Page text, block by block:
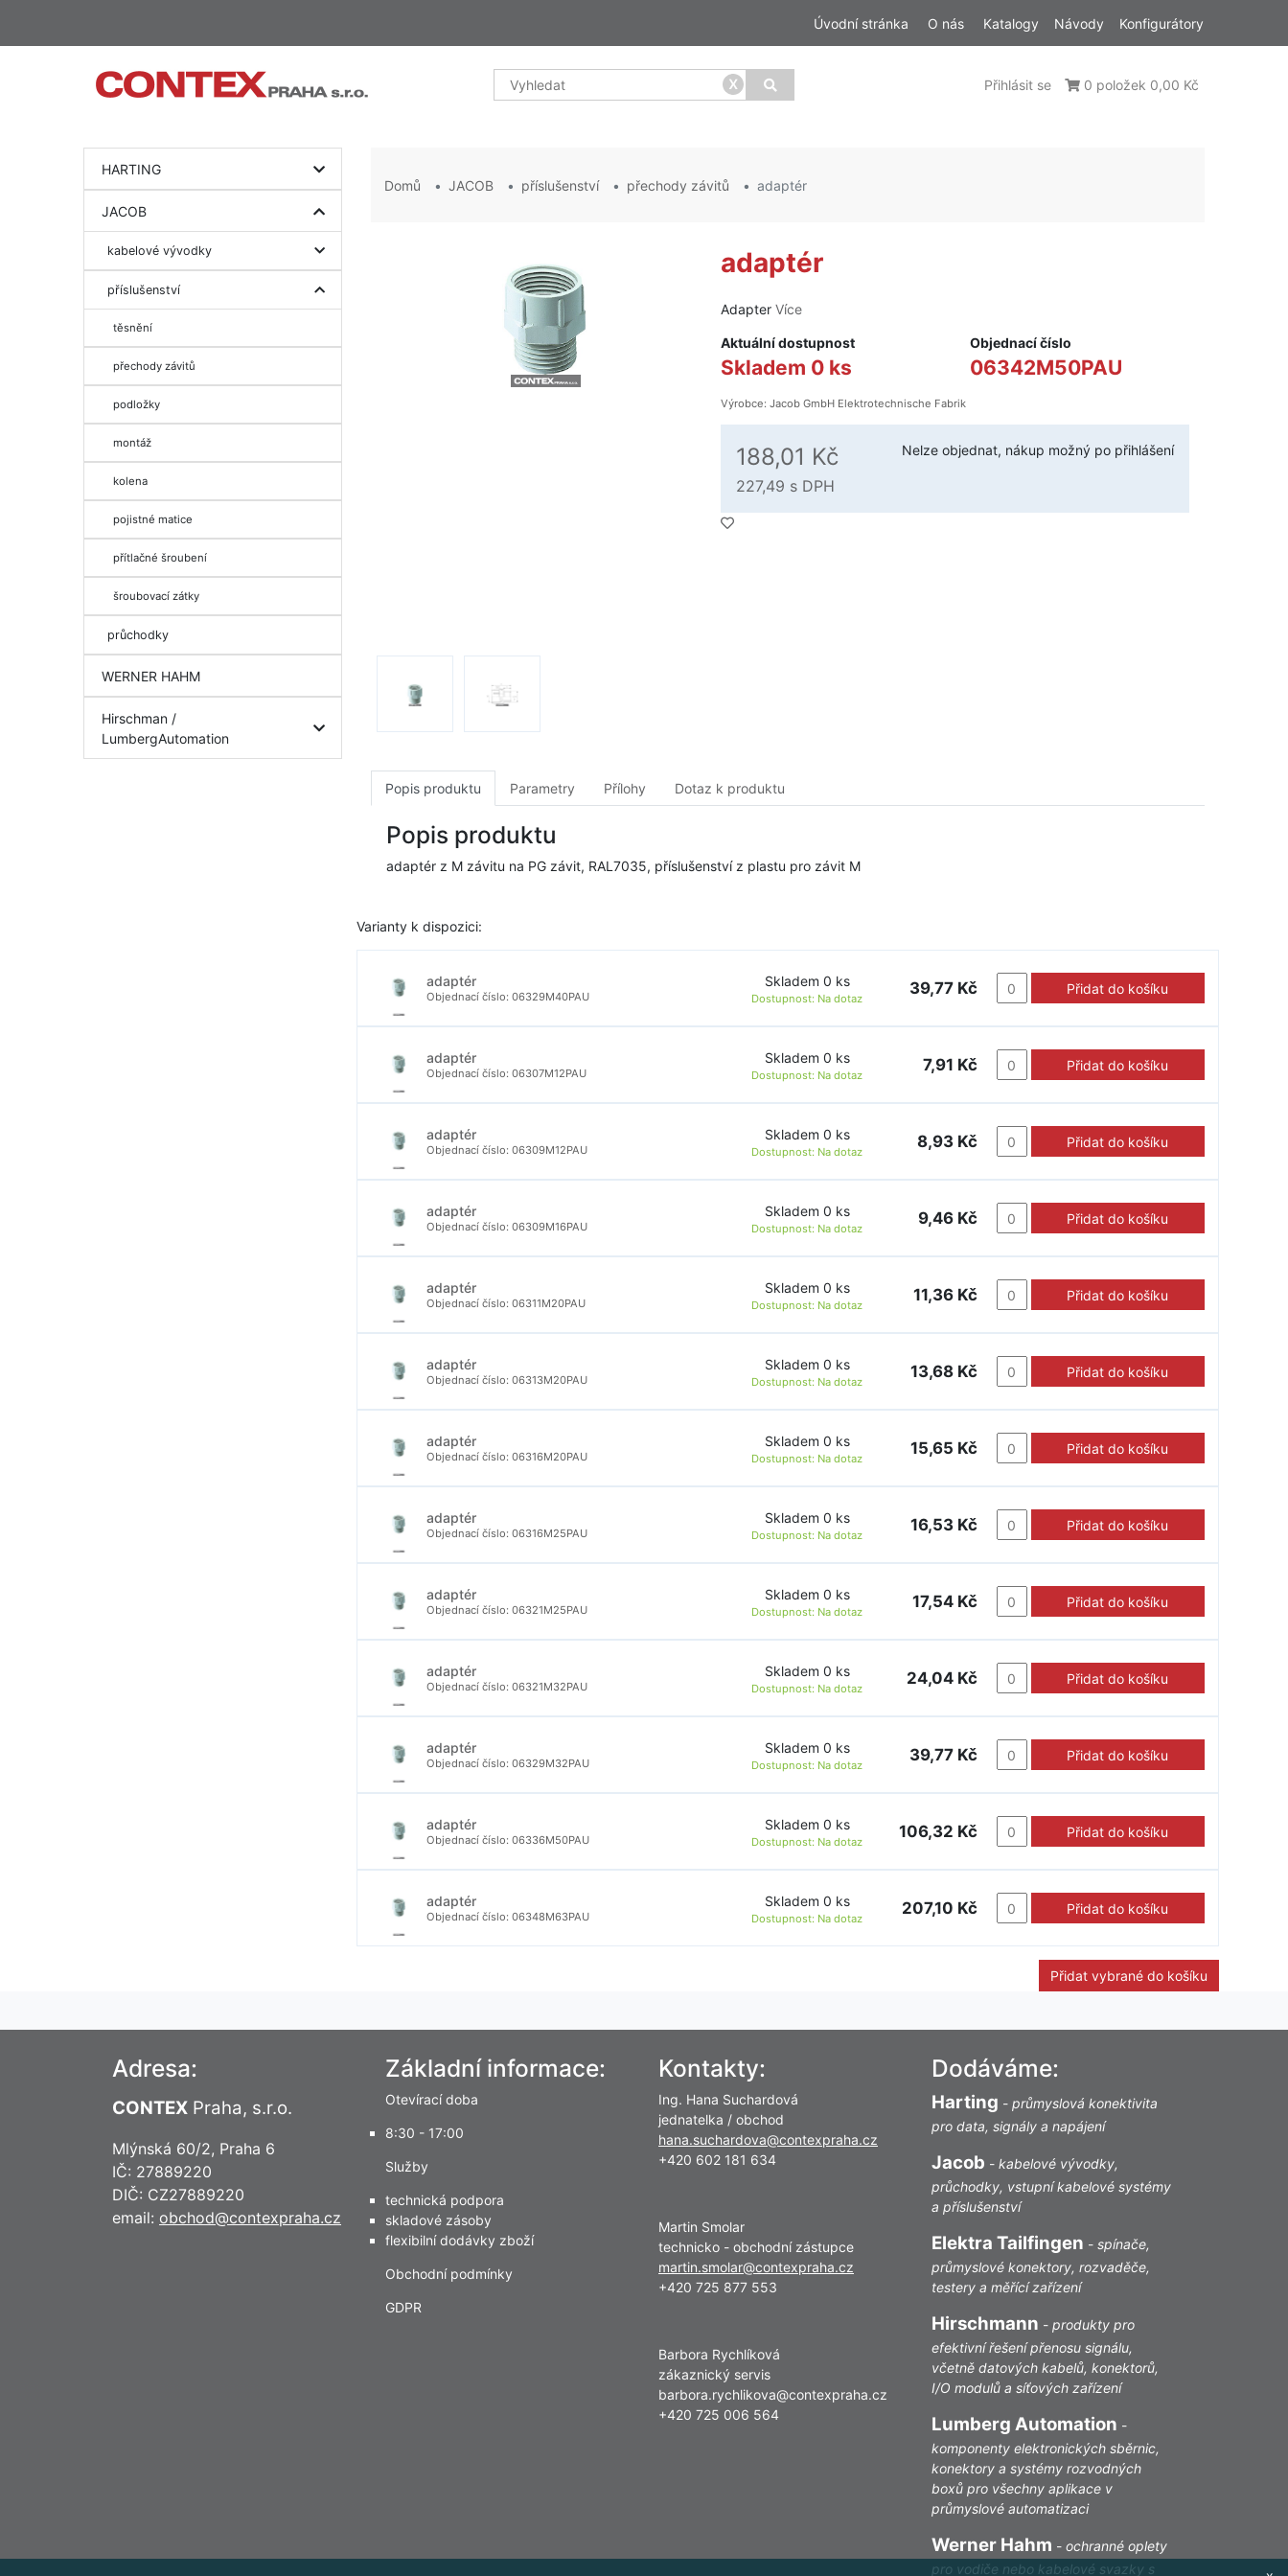
Úvodní stránka O nás Katalogy Návody Konfigurátory
x Přihlásit se 0 položek 0,00 Kč
HARTING
JACOB
kabelové vývodky
příslušenství
těsnění
přechody závitů
podložky
montáž
kolena
pojistné matice
přítlačné šroubení
šroubovací zátky
průchodky
WERNER HAHM
Hirschman /
LumbergAutomation
Domů JACOB příslušenství přechody závitů adaptér
adaptér
AdapterVíce
Aktuální dostupnost
Skladem 0 ks
Objednací číslo
06342M50PAU
Výrobce: Jacob GmbH Elektrotechnische Fabrik
188,01 Kč
227,49 s DPH
Nelze objednat, nákup možný po přihlášení
Popis produktu Parametry Přílohy Dotaz k produktu
Popis produktu
adaptér z M závitu na PG závit, RAL7035, příslušenství z plastu pro závit M
Varianty k dispozici:
adaptér
Objednací číslo: 06329M40PAU
Skladem 0 ks
Dostupnost: Na dotaz
39,77 Kč Přidat do košíku
adaptér
Objednací číslo: 06307M12PAU
Skladem 0 ks
Dostupnost: Na dotaz
7,91 Kč Přidat do košíku
adaptér
Objednací číslo: 06309M12PAU
Skladem 0 ks
Dostupnost: Na dotaz
8,93 Kč Přidat do košíku
adaptér
Objednací číslo: 06309M16PAU
Skladem 0 ks
Dostupnost: Na dotaz
9,46 Kč Přidat do košíku
adaptér
Objednací číslo: 06311M20PAU
Skladem 0 ks
Dostupnost: Na dotaz
11,36 Kč Přidat do košíku
adaptér
Objednací číslo: 06313M20PAU
Skladem 0 ks
Dostupnost: Na dotaz
13,68 Kč Přidat do košíku
adaptér
Objednací číslo: 06316M20PAU
Skladem 0 ks
Dostupnost: Na dotaz
15,65 Kč Přidat do košíku
adaptér
Objednací číslo: 06316M25PAU
Skladem 0 ks
Dostupnost: Na dotaz
16,53 Kč Přidat do košíku
adaptér
Objednací číslo: 06321M25PAU
Skladem 0 ks
Dostupnost: Na dotaz
17,54 Kč Přidat do košíku
adaptér
Objednací číslo: 06321M32PAU
Skladem 0 ks
Dostupnost: Na dotaz
24,04 Kč Přidat do košíku
adaptér
Objednací číslo: 06329M32PAU
Skladem 0 ks
Dostupnost: Na dotaz
39,77 Kč Přidat do košíku
adaptér
Objednací číslo: 06336M50PAU
Skladem 0 ks
Dostupnost: Na dotaz
106,32 Kč Přidat do košíku
adaptér
Objednací číslo: 06348M63PAU
Skladem 0 ks
Dostupnost: Na dotaz
207,10 Kč Přidat do košíku
Přidat vybrané do košíku
Adresa:
CONTEX Praha, s.r.o.
Mlýnská 60/2, Praha 6
IČ: 27889220
DIČ: CZ27889220
email: obchod@contexpraha.cz
Základní informace:
Otevírací doba
8:30 - 17:00
Služby
technická podpora
skladové zásoby
flexibilní dodávky zboží
Obchodní podmínky
GDPR
Kontakty:
Ing. Hana Suchardová
jednatelka / obchod
hana.suchardova@contexpraha.cz
+420 602 181 634
Martin Smolar
technicko - obchodní zástupce
martin.smolar@contexpraha.cz
+420 725 877 553
Barbora Rychlíková
zákaznický servis
barbora.rychlikova@contexpraha.cz
+420 725 006 564
Dodáváme:
Harting - průmyslová konektivita
pro data, signály a napájení
Jacob - kabelové vývodky,
průchodky, vstupní kabelové systémy
a příslušenství
Elektra Tailfingen - spínače,
průmyslové konektory, rozvaděče,
testery a měřící zařízení
Hirschmann - produkty pro
efektivní řešení přenosu signálu,
včetně datových kabelů, konektorů,
I/O modulů a síťových zařízení
Lumberg Automation -
komponenty elektronických sběrnic,
konektory a systémy rozvodných
boxů pro všechny aplikace v
průmyslové automatizaci
Werner Hahm - ochranné oplety
pro vodiče nebo kabelové svazky s